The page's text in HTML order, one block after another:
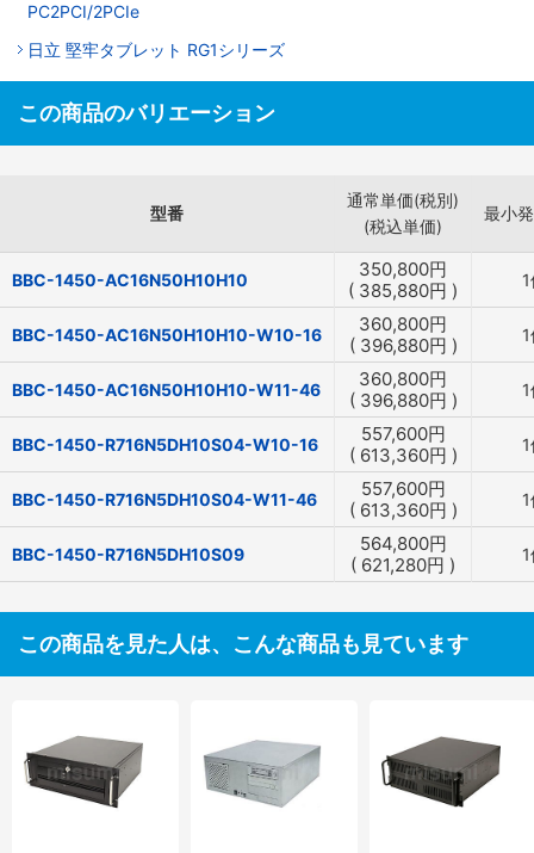
PC2PCI/2PCIe
日立 堅牢タブレット RG1シリーズ
この商品のバリエーション
型番
通常単価(税別)
(税込単価)
最小
BBC-1450-AC16N50H10H10 350,800円
( 385,880円 )
BBC-1450-AC16N50H10H10-W10-16 360,800円
( 396,880円 )
BBC-1450-AC16N50H10H10-W11-46 360,800円
( 396,880円 )
BBC-1450-R716N5DH10S04-W10-16 557,600円
( 613,360円 )
BBC-1450-R716N5DH10S04-W11-46 557,600円
( 613,360円 )
BBC-1450-R716N5DH10S09 564,800円
( 621,280円 )
この商品を見た人は、こんな商品も見ています